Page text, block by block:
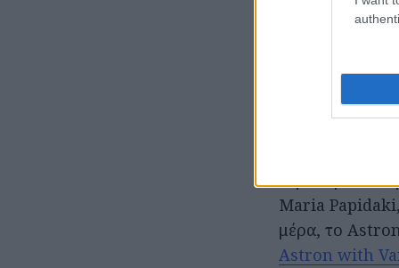
Ο Ιούνιος
ηλεκτρονικής
στον Άλιμο,
τελετουργικό
Την
Maria Papidaki,
μέρα, το
Astron with